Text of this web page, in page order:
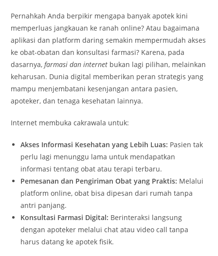
Pernahkah Anda berpikir mengapa banyak apotek kini
memperluas jangkauan ke ranah online? Atau bagaimana
aplikasi dan platform daring semakin mempermudah akses
ke obat-obatan dan konsultasi farmasi? Karena, pada
dasarnya,farmasi dan internet bukan lagi pilihan, melainkan
keharusan. Dunia digital memberikan peran strategis yang
mampu menjembatani kesenjangan antara pasien,
apoteker, dan tenaga kesehatan lainnya.
Internet membuka cakrawala untuk:
Akses Informasi Kesehatan yang Lebih Luas: Pasien tak
perlu lagi menunggu lama untuk mendapatkan
informasi tentang obat atau terapi terbaru.
Pemesanan dan Pengiriman Obat yang Praktis: Melalui
platform online, obat bisa dipesan dari rumah tanpa
antri panjang.
Konsultasi Farmasi Digital: Berinteraksi langsung
dengan apoteker melalui chat atau video call tanpa
harus datang ke apotek fisik.